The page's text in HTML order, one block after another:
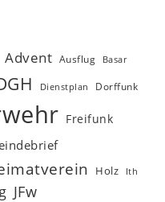
Advent Ausflug Basar
Dienstplan Dorffunk
Freifunk
Holz Ith
JFw